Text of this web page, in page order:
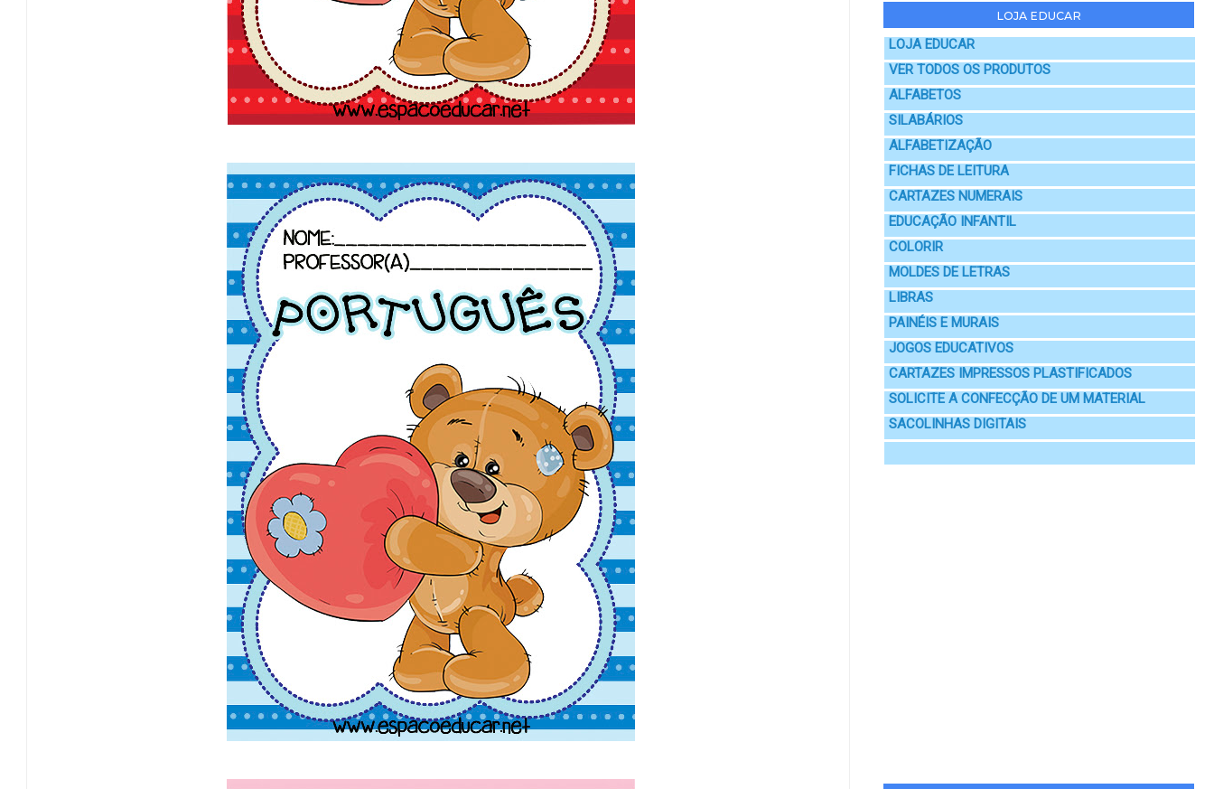
LOJA EDUCAR
LOJA EDUCAR
VER TODOS OS PRODUTOS
ALFABETOS
SILABÁRIOS
ALFABETIZAÇÃO
FICHAS DE LEITURA
CARTAZES NUMERAIS
EDUCAÇÃO INFANTIL
COLORIR
MOLDES DE LETRAS
LIBRAS
PAINÉIS E MURAIS
JOGOS EDUCATIVOS
CARTAZES IMPRESSOS PLASTIFICADOS
SOLICITE A CONFECÇÃO DE UM MATERIAL
SACOLINHAS DIGITAIS